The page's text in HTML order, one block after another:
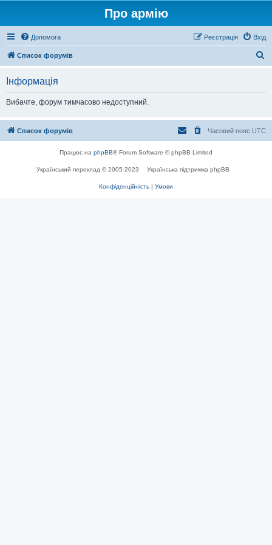
Про армію
Допомога Вхід
Реєстрація
Список форумів
Інформація
Вибачте, форум тимчасово недоступний.
Список форумів Часовий пояс UTC
Працює на phpBB® Forum Software © phpBB Limited
Український переклад © 2005-2023 Українська підтримка phpBB
Конфіденційність | Умови